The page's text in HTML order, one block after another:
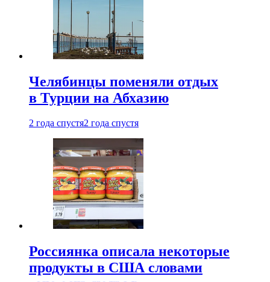
Челябинцы поменяли отдых
в Турции на Абхазию
2 года спустя2 года спустя
Россиянка описала некоторые
продукты в США словами